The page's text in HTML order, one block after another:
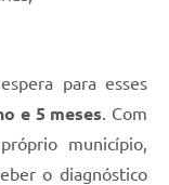
para esses
e 5 meses. Com
município,
o diagnóstico